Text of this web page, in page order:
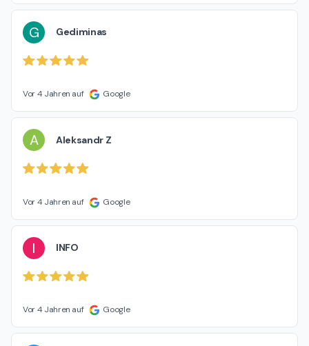
G Gediminas
Vor 4 Jahren auf Google
A Aleksandr Z
Vor 4 Jahren auf Google
I INFO
Vor 4 Jahren auf Google